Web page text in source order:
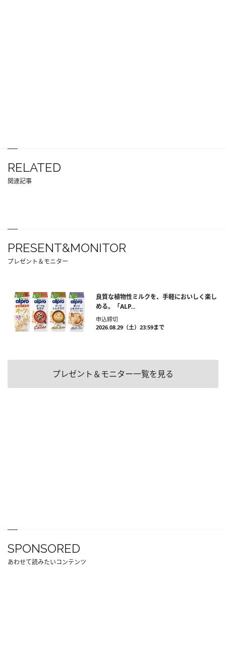
RELATED
関連記事
PRESENT&MONITOR
プレゼント＆モニター
良質な植物性ミルクを、手軽においしく楽し
める。「ALP...
申込締切
2026.08.29（土）23:59まで
プレゼント＆モニター一覧を見る
SPONSORED
あわせて読みたいコンテンツ